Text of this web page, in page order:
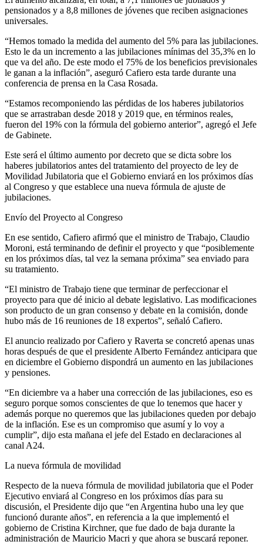
pensionados y a 8,8 millones de jóvenes que reciben asignaciones
universales.
“Hemos tomado la medida del aumento del 5% para las jubilaciones.
Esto le da un incremento a las jubilaciones mínimas del 35,3% en lo
que va del año. De este modo el 75% de los beneficios previsionales
le ganan a la inflación”, aseguró Cafiero esta tarde durante una
conferencia de prensa en la Casa Rosada.
“Estamos recomponiendo las pérdidas de los haberes jubilatorios
que se arrastraban desde 2018 y 2019 que, en términos reales,
fueron del 19% con la fórmula del gobierno anterior”, agregó el Jefe
de Gabinete.
Este será el último aumento por decreto que se dicta sobre los
haberes jubilatorios antes del tratamiento del proyecto de ley de
Movilidad Jubilatoria que el Gobierno enviará en los próximos días
al Congreso y que establece una nueva fórmula de ajuste de
jubilaciones.
Envío del Proyecto al Congreso
En ese sentido, Cafiero afirmó que el ministro de Trabajo, Claudio
Moroni, está terminando de definir el proyecto y que “posiblemente
en los próximos días, tal vez la semana próxima” sea enviado para
su tratamiento.
“El ministro de Trabajo tiene que terminar de perfeccionar el
proyecto para que dé inicio al debate legislativo. Las modificaciones
son producto de un gran consenso y debate en la comisión, donde
hubo más de 16 reuniones de 18 expertos”, señaló Cafiero.
El anuncio realizado por Cafiero y Raverta se concretó apenas unas
horas después de que el presidente Alberto Fernández anticipara que
en diciembre el Gobierno dispondrá un aumento en las jubilaciones
y pensiones.
“En diciembre va a haber una corrección de las jubilaciones, eso es
seguro porque somos conscientes de que lo tenemos que hacer y
además porque no queremos que las jubilaciones queden por debajo
de la inflación. Ese es un compromiso que asumí y lo voy a
cumplir”, dijo esta mañana el jefe del Estado en declaraciones al
canal A24.
La nueva fórmula de movilidad
Respecto de la nueva fórmula de movilidad jubilatoria que el Poder
Ejecutivo enviará al Congreso en los próximos días para su
discusión, el Presidente dijo que “en Argentina hubo una ley que
funcionó durante años”, en referencia a la que implementó el
gobierno de Cristina Kirchner, que fue dado de baja durante la
administración de Mauricio Macri y que ahora se buscará reponer.